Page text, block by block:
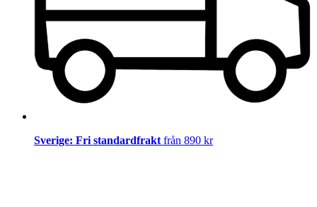
Sverige: Fri standardfrakt från 890 kr